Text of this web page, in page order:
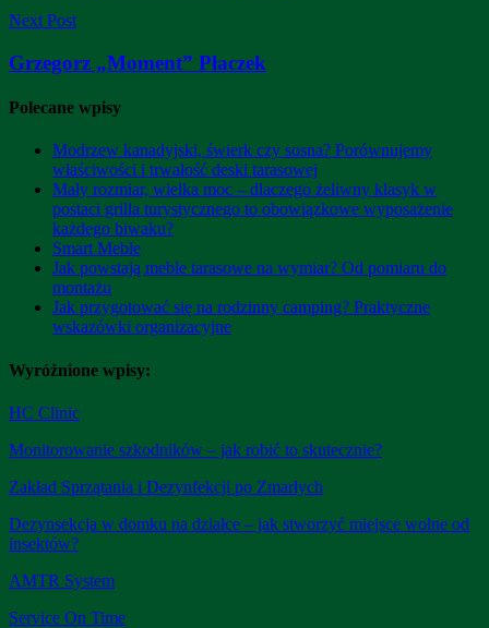
Next Post
Grzegorz „Moment” Płaczek
Polecane wpisy
Modrzew kanadyjski, świerk czy sosna? Porównujemy
właściwości i trwałość deski tarasowej
Mały rozmiar, wielka moc – dlaczego żeliwny klasyk w
postaci grilla turystycznego to obowiązkowe wyposażenie
każdego biwaku?
Smart Meble
Jak powstają meble tarasowe na wymiar? Od pomiaru do
montażu
Jak przygotować się na rodzinny camping? Praktyczne
wskazówki organizacyjne
Wyróżnione wpisy:
HC Clinic
Monitorowanie szkodników – jak robić to skutecznie?
Zakład Sprzątania i Dezynfekcji po Zmarłych
Dezynsekcja w domku na działce – jak stworzyć miejsce wolne od
insektów?
AMTR System
Service On Time